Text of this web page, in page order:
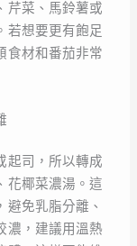
芹菜、馬鈴薯或
若想要更有飽足
食材和番茄非常
起司，所以轉成
花椰菜濃湯。這
免乳脂分離、
濃，建議用溫熱